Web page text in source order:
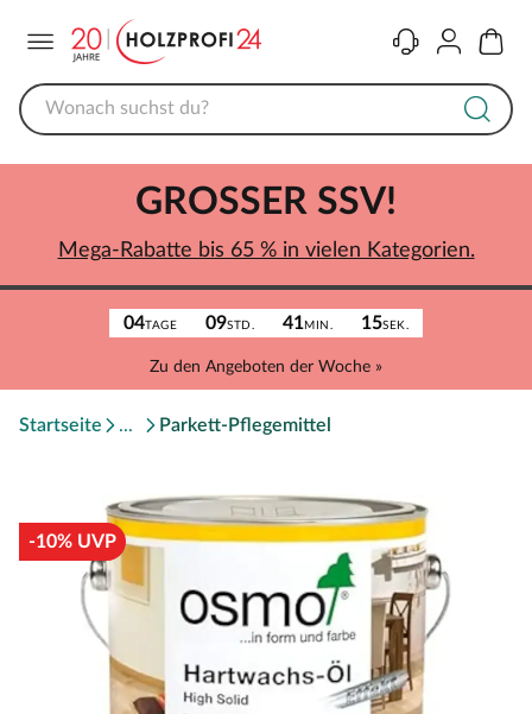
KontaktKonto
04TAGE 09STD. 41MIN. 15SEK.
Zu den Angeboten der Woche »
GROSSER SSV!
Mega-Rabatte bis 65 % in vielen Kategorien.
Startseite Parkett-Pflegemittel
-10% UVP